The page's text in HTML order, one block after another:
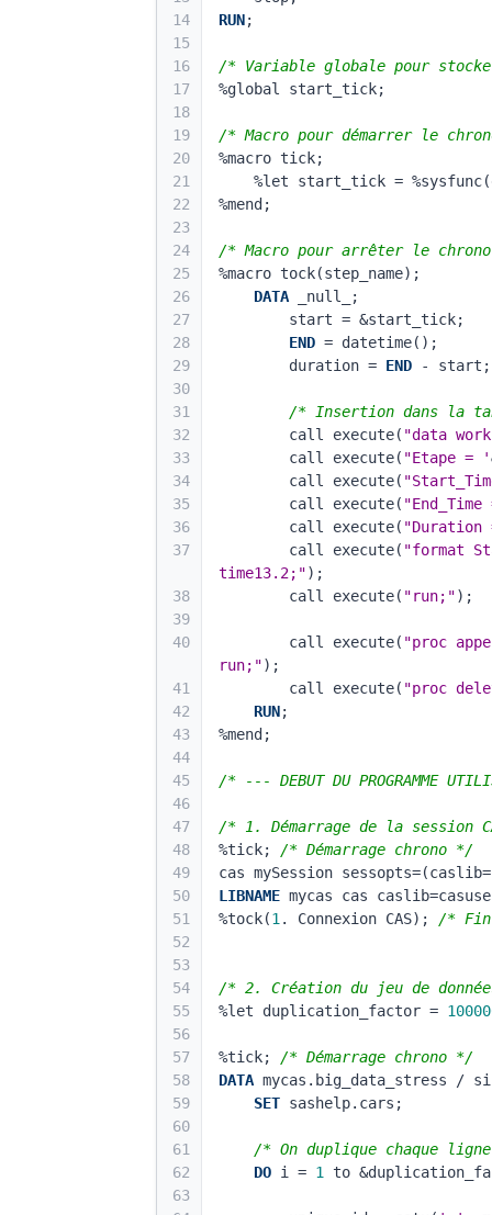
14
RUN;
15
16
/* Variable globale pour
17
%global start_tick;
18
19
/* Macro pour démarrer le
20
%macro tick;
21
%let start_tick =
22
%mend;
23
24
/* Macro pour arrêter le
25
%macro tock(step_name);
26
DATA _null_;
27
        start = &start_tick;
28
END = datetime();
29
        duration =
END - start;
30
31
/* Insertion dans la
32
        call execute(
"data
33
        call execute(
"Etape = '
34
        call execute(
35
        call execute(
36
        call execute(
"Duration
37
        call execute(
"format
time13.2;");
38
        call execute(
"run;");
39
40
        call execute(
"proc
run;");
41
        call execute(
"proc
42
RUN;
43
%mend;
44
45
/* --- DEBUT DU PROGRAMME
46
47
/* 1. Démarrage de la session
48
%tick; /* Démarrage chrono */
49
cas mySession
50
LIBNAME mycas cas
51
%tock(1 . Connexion CAS); /* Fin
52
53
54
/* 2. Création du jeu de
55
%let duplication_factor =
56
57
%tick; /* Démarrage chrono */
58
DATA mycas.big_data_stress /
59
SET sashelp.cars;
60
61
/* On duplique chaque
62
DO i = 1
to
63